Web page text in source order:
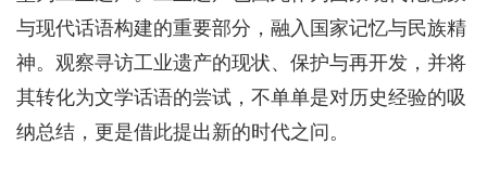
与现代话语构建的重要部分，融入国家记忆与民族精
神。观察寻访工业遗产的现状、保护与再开发，并将
其转化为文学话语的尝试，不单单是对历史经验的吸
纳总结，更是借此提出新的时代之问。